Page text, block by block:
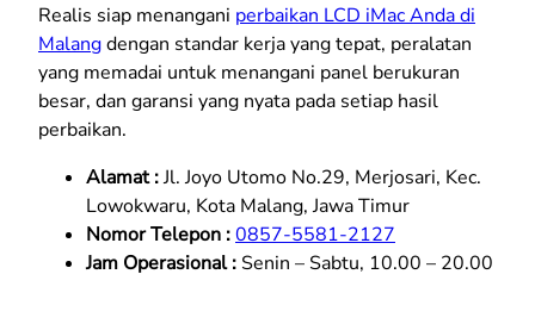
Realis siap menangani perbaikan LCD iMac Anda di
Malangdengan standar kerja yang tepat, peralatan
yang memadai untuk menangani panel berukuran
besar, dan garansi yang nyata pada setiap hasil
perbaikan.
Alamat :Jl. Joyo Utomo No.29, Merjosari, Kec.
Lowokwaru, Kota Malang, Jawa Timur
Nomor Telepon :0857-5581-2127
Jam Operasional : Senin – Sabtu, 10.00 – 20.00